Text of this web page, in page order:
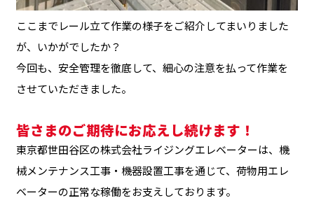
ここまでレール立て作業の様子をご紹介してまいりました
が、いかがでしたか？
今回も、安全管理を徹底して、細心の注意を払って作業を
させていただきました。
皆さまのご期待にお応えし続けます！
東京都世田谷区の株式会社ライジングエレベーターは、機
械メンテナンス工事・機器設置工事を通じて、荷物用エレ
ベーターの正常な稼働をお支えしております。